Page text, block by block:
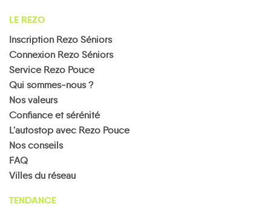
LE REZO
Inscription Rezo Séniors
Connexion Rezo Séniors
Service Rezo Pouce
Qui sommes-nous ?
Nos valeurs
Confiance et sérénité
L'autostop avec Rezo Pouce
Nos conseils
FAQ
Villes du réseau
TENDANCE